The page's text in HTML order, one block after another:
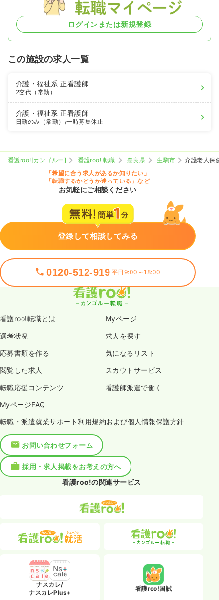
ログインまたは新規登録
この施設の求人一覧
介護・福祉系正看護師
2交代（常勤）
介護・福祉系正看護師
日勤のみ（常勤） /一時募集休止
看護roo![カンゴルー] 看護roo! 転職 奈良県 生駒市
介護老人保
「希望に合う求人があるか知りたい」
「転職するかどうか迷っている」など
お気軽にご相談ください
登録して相談してみる
0120-512-919 平日9:00～18:00
看護roo!転職とは Myページ
選考状況 求人を探す
応募書類を作る 気になるリスト
閲覧した求人 スカウトサービス
転職応援コンテンツ 看護師派遣で働く
MyページFAQ
転職・派遣就業サポート利用規約および個人情報保護方針
お問い合わせフォーム
採用・求人掲載をお考えの方へ
看護roo!の関連サービス
ナスカレ/
ナスカレPlus+
看護roo!国試